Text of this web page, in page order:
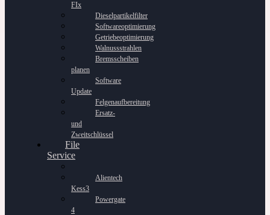
FIx
Dieselpartikelfilter
Softwareoptimierung
Getriebeoptimierung
Walnussstrahlen
Bremsscheiben
planen
Software
Update
Felgenaufbereitung
Ersatz-
und
Zweitschlüssel
File
Service
Alientech
Kess3
Powergate
4